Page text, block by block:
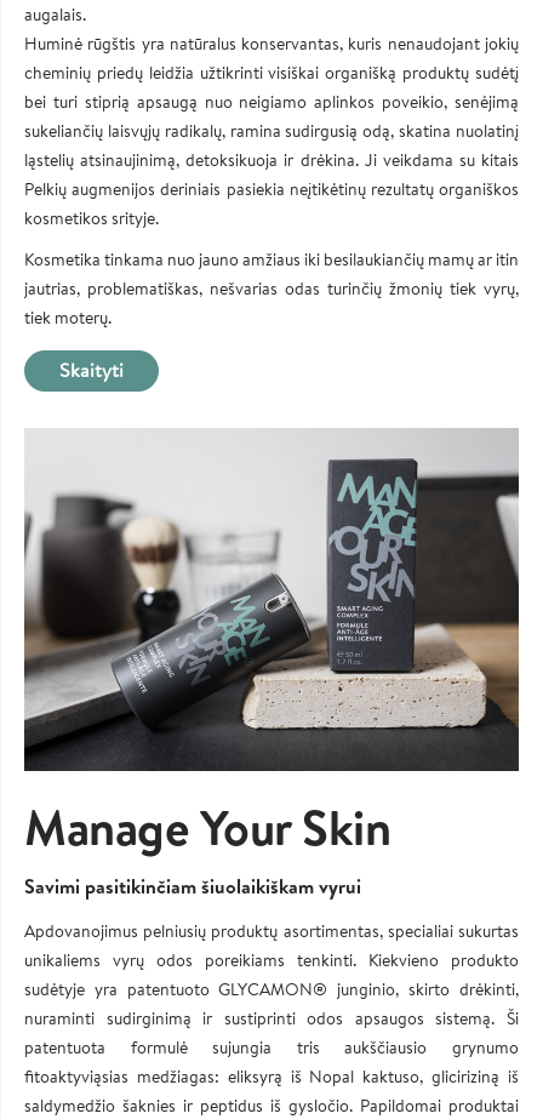
augalais.
Huminė rūgštis yra natūralus konservantas, kuris nenaudojant jokių
cheminių priedų leidžia užtikrinti visiškai organišką produktų sudėtį
bei turi stiprią apsaugą nuo neigiamo aplinkos poveikio, senėjimą
sukeliančių laisvųjų radikalų, ramina sudirgusią odą, skatina nuolatinį
ląstelių atsinaujinimą, detoksikuoja ir drėkina. Ji veikdama su kitais
Pelkių augmenijos deriniais pasiekia neįtikėtinų rezultatų organiškos
kosmetikos srityje.
Kosmetika tinkama nuo jauno amžiaus iki besilaukiančių mamų ar itin
jautrias, problematiškas, nešvarias odas turinčių žmonių tiek vyrų,
tiek moterų.
Skaityti
Manage Your Skin
Savimi pasitikinčiam šiuolaikiškam vyrui
Apdovanojimus pelniusių produktų asortimentas, specialiai sukurtas
unikaliems vyrų odos poreikiams tenkinti. Kiekvieno produkto
sudėtyje yra patentuoto GLYCAMON® junginio, skirto drėkinti,
nuraminti sudirginimą ir sustiprinti odos apsaugos sistemą. Ši
patentuota formulė sujungia tris aukščiausio grynumo
fitoaktyviąsias medžiagas: eliksyrą iš Nopal kaktuso, gliciriziną iš
saldymedžio šaknies ir peptidus iš gysločio. Papildomai produktai